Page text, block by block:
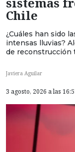
Chile
¿Cuáles han sido
intensas lluvias?
de reconstrucción
Javiera Aguilar
3 agosto, 2026 a las